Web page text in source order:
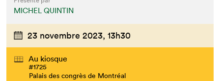
MICHEL QUINTIN
23 novembre 2023, 13h30
Au kiosque
#1725
Palais des congrès de Montréal